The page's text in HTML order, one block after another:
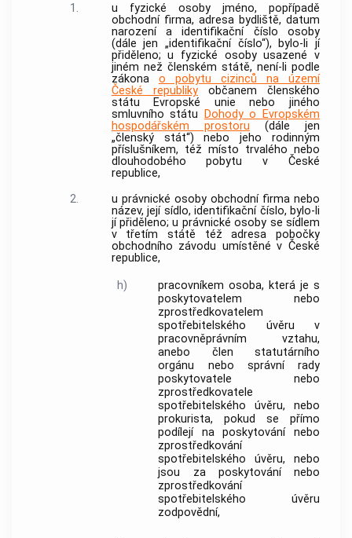
1.
u fyzické osoby jméno, popřípadě
obchodní firma, adresa bydliště, datum
narození a identifikační číslo osoby
(dále jen „identifikační číslo“), bylo-li jí
přiděleno; u fyzické osoby usazené v
jiném než členském státě, není-li podle
zákona o pobytu cizinců na území
České republikyobčanem členského
státu Evropské unie nebo jiného
smluvního státu
Dohody o Evropském
hospodářském prostoru (dále jen
„členský stát“) nebo jeho rodinným
příslušníkem, též místo trvalého nebo
dlouhodobého pobytu v České
republice,
2.
u právnické osoby obchodní firma nebo
název, její sídlo, identifikační číslo, bylo-li
jí přiděleno; u právnické osoby se sídlem
v třetím státě též adresa pobočky
obchodního závodu umístěné v České
republice,
h) pracovníkem osoba, která je s
poskytovatelem nebo
zprostředkovatelem
spotřebitelského úvěru v
pracovněprávním vztahu,
anebo člen statutárního
orgánu nebo správní rady
poskytovatele nebo
zprostředkovatele
spotřebitelského úvěru, nebo
prokurista, pokud se přímo
podílejí na poskytování nebo
zprostředkování
spotřebitelského úvěru, nebo
jsou za poskytování nebo
zprostředkování
spotřebitelského úvěru
zodpovědní,